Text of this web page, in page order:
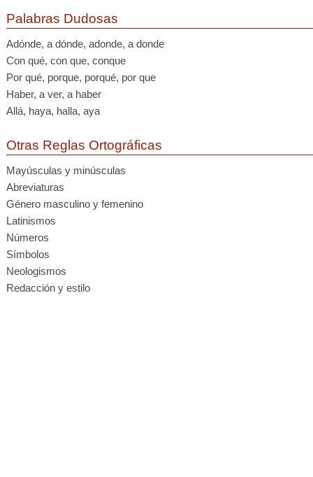
Palabras Dudosas
Adónde, a dónde, adonde, a donde
Con qué, con que, conque
Por qué, porque, porqué, por que
Haber, a ver, a haber
Allá, haya, halla, aya
Otras Reglas Ortográficas
Mayúsculas y minúsculas
Abreviaturas
Género masculino y femenino
Latinismos
Números
Símbolos
Neologismos
Redacción y estilo